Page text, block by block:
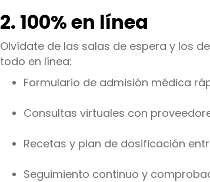
2. 100% en línea
Olvídate de las salas de espera y los
todo en línea:
Formulario de admisión médica
Consultas virtuales con
Recetas y plan de dosificación
Seguimiento continuo y